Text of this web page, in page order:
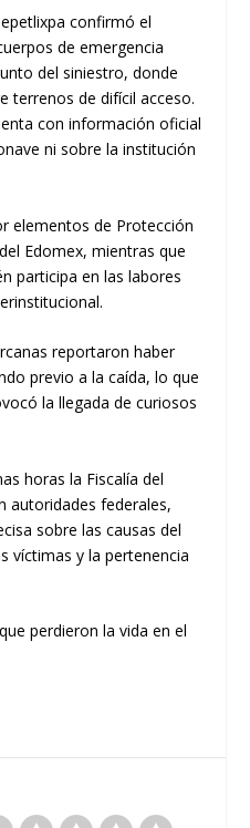
confirmó el
de emergencia
del siniestro, donde
terrenos de difícil acceso.
con información oficial
ni sobre la institución
elementos de Protección
Edomex, mientras que
participa en las labores
reportaron haber
previo a la caída, lo que
la llegada de curiosos
horas la Fiscalía del
autoridades federales,
sobre las causas del
víctimas y la pertenencia
perdieron la vida en el